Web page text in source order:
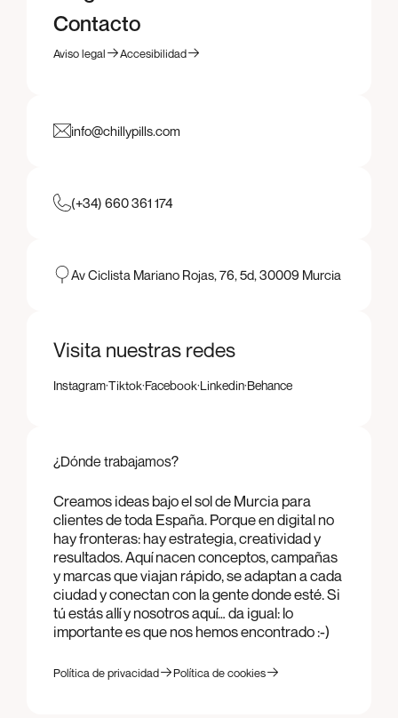
Blog
Contacto
Contacto
Aviso legal Accesibilidad
info@chillypills.com
(+34) 660 361 174
Av Ciclista Mariano Rojas, 76, 5d, 30009 Murcia
Visita nuestras redes
Instagram·Tiktok·Facebook·Linkedin·Behance
¿Dónde trabajamos?
Creamos ideas bajo el sol de Murcia para
clientes de toda España. Porque en digital no
hay fronteras: hay estrategia, creatividad y
resultados. Aquí nacen conceptos, campañas
y marcas que viajan rápido, se adaptan a cada
ciudad y conectan con la gente donde esté. Si
tú estás allí y nosotros aquí… da igual: lo
importante es que nos hemos encontrado :-)
Política de privacidad Política de cookies